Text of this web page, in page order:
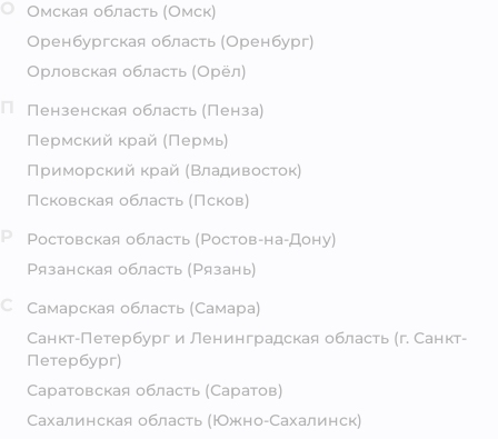
Омская область (Омск)
Оренбургская область (Оренбург)
Орловская область (Орёл)
Пензенская область (Пенза)
Пермский край (Пермь)
Приморский край (Владивосток)
Псковская область (Псков)
Ростовская область (Ростов-на-Дону)
Рязанская область (Рязань)
Самарская область (Самара)
Санкт-Петербург и Ленинградская область (г. Санкт-
Петербург)
Саратовская область (Саратов)
Сахалинская область (Южно-Сахалинск)